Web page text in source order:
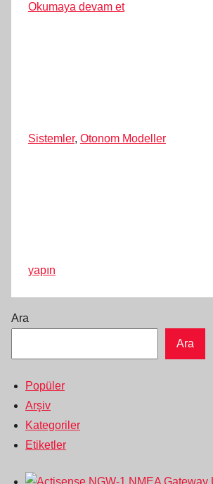
Okumaya devam et
Sistemler, Otonom Modeller
yapın
Ara
Ara
Popüler
Arşiv
Kategoriler
Etiketler